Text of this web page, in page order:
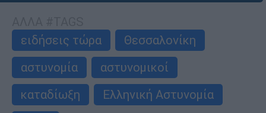
ειδήσεις τώρα
Θεσσαλονίκη
αστυνομία
αστυνομικοί
καταδίωξη
Ελληνική Αστυνομία